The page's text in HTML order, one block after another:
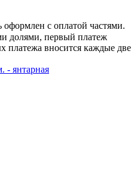
с оплатой частями.
долями, первый платеж
платежа вносится каждые две
- янтарная